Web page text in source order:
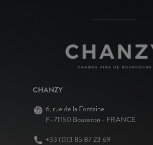
CHANZY
6, rue de la Fontaine
F–71150 Bouzeron - FRANCE
+33 (0)3 85 87 23 69